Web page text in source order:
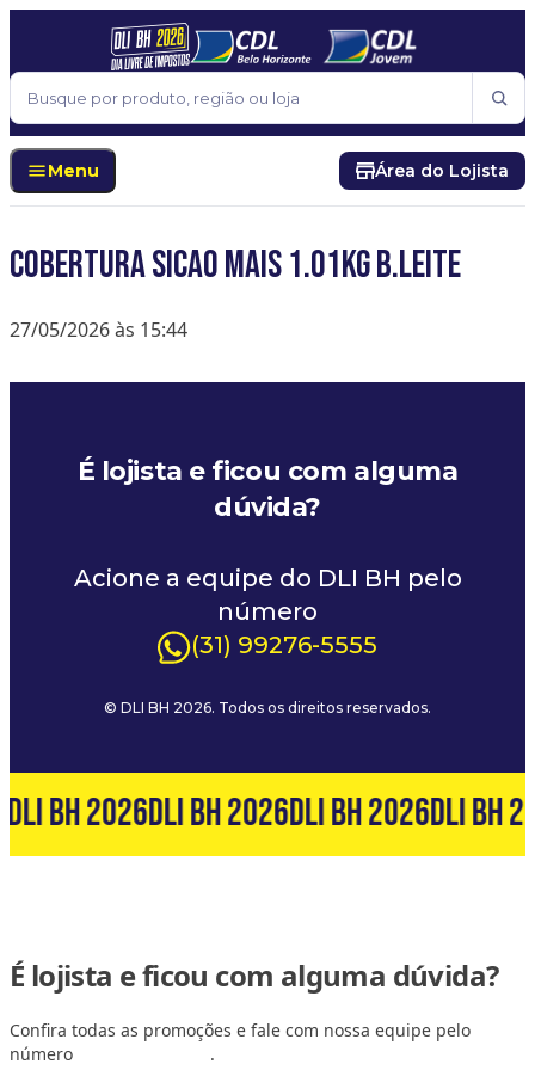
Pular para o conteúdo
Buscar
Menu Área do Lojista
COBERTURA SICAO MAIS 1.01KG B.LEITE
27/05/2026 às 15:44
É lojista e ficou com alguma
dúvida?
Acione a equipe do DLI BH pelo
número
(31) 99276-5555
© DLI BH 2026. Todos os direitos reservados.
DLI BH 2026DLI BH 2026DLI BH 2026DLI BH
É lojista e ficou com alguma dúvida?
Confira todas as promoções e fale com nossa equipe pelo
número
.